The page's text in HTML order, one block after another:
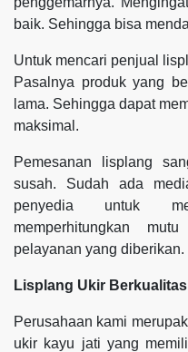
baik. Sehingga bisa
Untuk mencari penjual
Pasalnya produk yang
lama. Sehingga dapat
maksimal.
Pemesanan lisplang
susah. Sudah ada
penyedia untuk
memperhitungkan
pelayanan yang diberikan.
Lisplang Ukir Berkualitas
Perusahaan kami
ukir kayu jati yang